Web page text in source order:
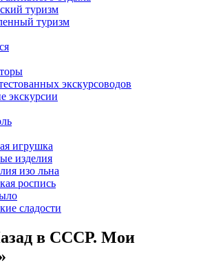
туризм
туризм
экскурсоводов
экскурсии
игрушка
изделия
изо льна
роспись
сладости
в СССР. Мои